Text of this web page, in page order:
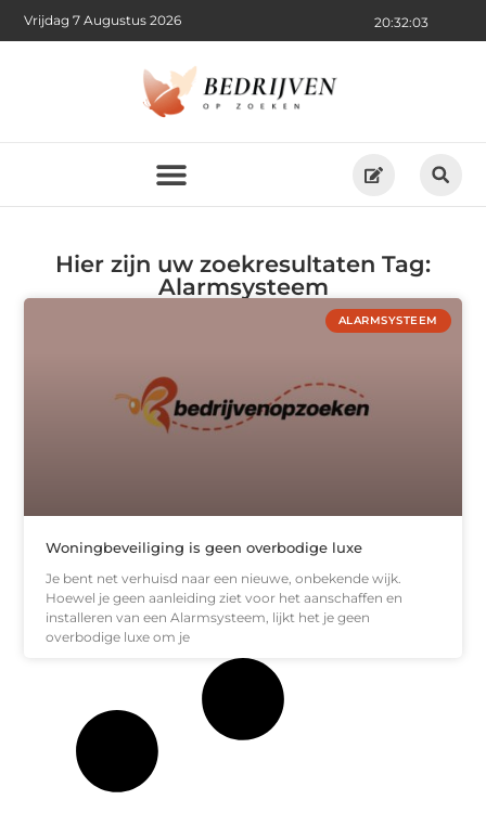
20:32:03
Vrijdag 7 Augustus 2026
Hier zijn uw zoekresultaten Tag:
Alarmsysteem
ALARMSYSTEEM
Woningbeveiliging is geen overbodige luxe
Je bent net verhuisd naar een nieuwe, onbekende wijk.
Hoewel je geen aanleiding ziet voor het aanschaffen en
installeren van een Alarmsysteem, lijkt het je geen
overbodige luxe om je